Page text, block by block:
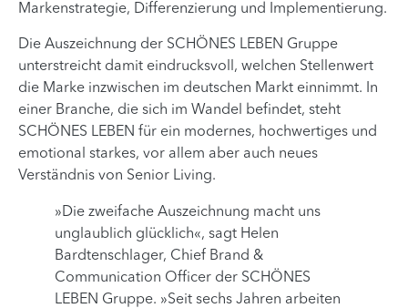
Markenstrategie, Differenzierung und Implementierung.
Die Auszeichnung der SCHÖNES LEBEN Gruppe
unterstreicht damit eindrucksvoll, welchen Stellenwert
die Marke inzwischen im deutschen Markt einnimmt. In
einer Branche, die sich im Wandel befindet, steht
SCHÖNES LEBEN für ein modernes, hochwertiges und
emotional starkes, vor allem aber auch neues
Verständnis von Senior Living.
»Die zweifache Auszeichnung macht uns
unglaublich glücklich«, sagt Helen
Bardtenschlager, Chief Brand &
Communication Officer der SCHÖNES
LEBEN Gruppe. »Seit sechs Jahren arbeiten